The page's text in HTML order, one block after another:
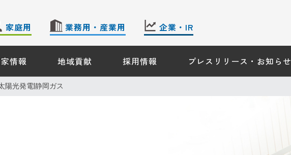
家庭用
客さま − TOP
ビス
業務用・産業用
業務用・産業用のお客さま − TOP
ガス
企業・IR
企業・IR情報 − TOP
情報 地域貢献 採用情報 プレスリリース・お知らせ
陽光発電|静岡ガス